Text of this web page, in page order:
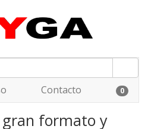
Contacto 0
formato y